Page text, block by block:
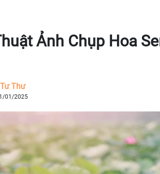
Ảnh Chụp Hoa
Thư
01/2025